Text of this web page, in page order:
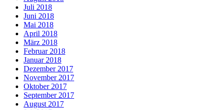
Juli 2018
Juni 2018
Mai 2018
April 2018
März 2018
Februar 2018
Januar 2018
Dezember 2017
November 2017
Oktober 2017
September 2017
August 2017